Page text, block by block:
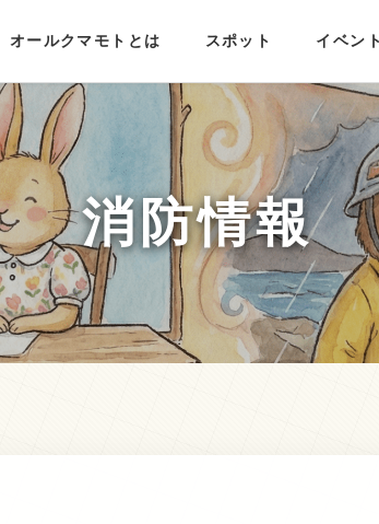
オールクマモトとは スポット イベント
消防情報